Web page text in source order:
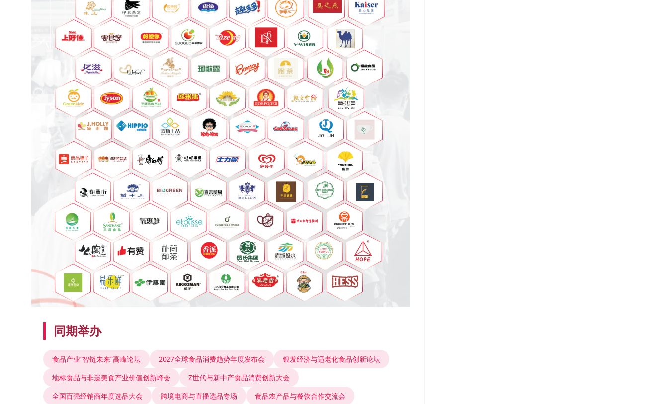
同期举办
食品产业“智链未来”高峰论坛 2027全球食品消费趋势年度发布会
银发经济与适老化食品创新论坛
地标食品与非遗美食产业价值创新峰会
Z世代与新中产食品消费创新大会
全国百强经销商年度选品大会
跨境电商与直播选品专场 食品农产品与餐饮合作交流会